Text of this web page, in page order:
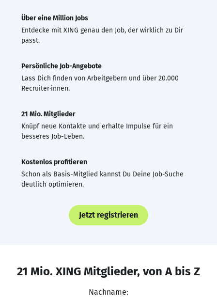
Über eine Million Jobs
Entdecke mit XING genau den Job, der wirklich zu Dir
passt.
Persönliche Job-Angebote
Lass Dich finden von Arbeitgebern und über 20.000
Recruiter·innen.
21 Mio. Mitglieder
Knüpf neue Kontakte und erhalte Impulse für ein
besseres Job-Leben.
Kostenlos profitieren
Schon als Basis-Mitglied kannst Du Deine Job-Suche
deutlich optimieren.
Jetzt registrieren
21 Mio. XING Mitglieder, von A bis Z
Nachname: